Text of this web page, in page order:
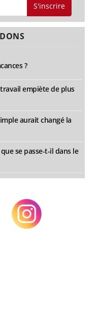
S'inscrire
?
empiète de plus
aurait changé la
se passe-t-il dans le